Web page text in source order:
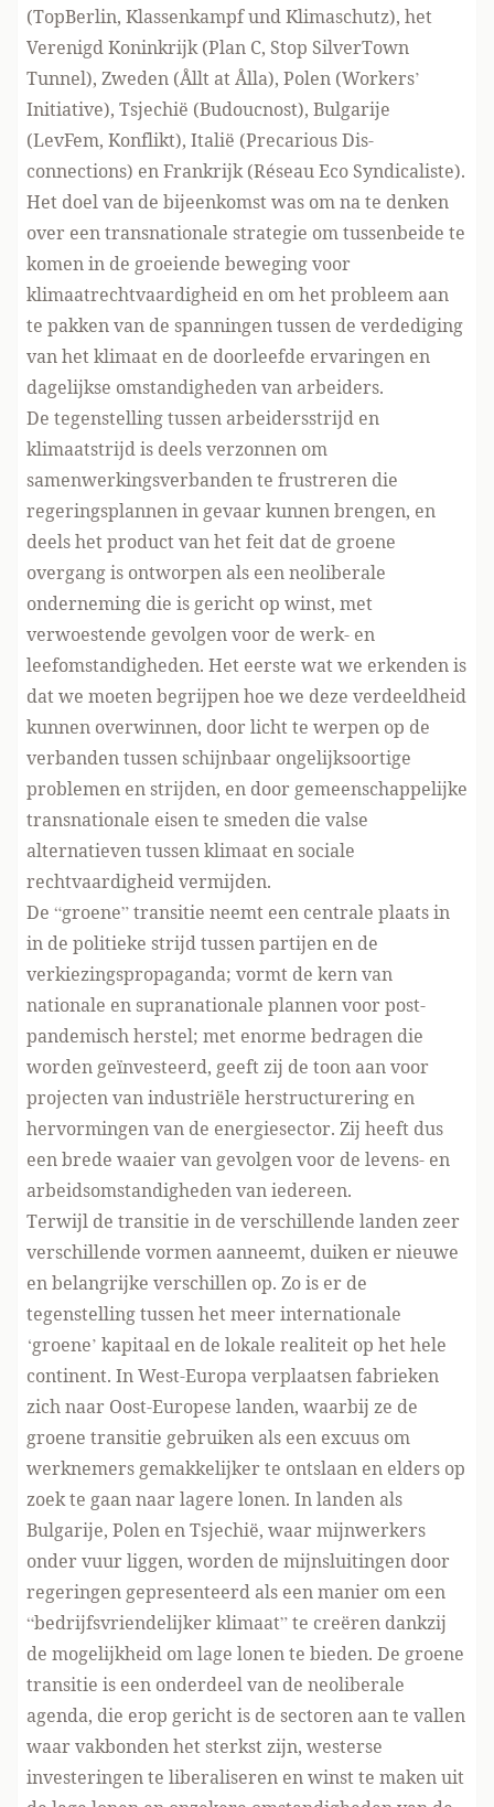
(TopBerlin, Klassenkampf und Klimaschutz), het
Verenigd Koninkrijk (Plan C, Stop SilverTown
Tunnel), Zweden (Ållt at Ålla), Polen (Workers’
Initiative), Tsjechië (Budoucnost), Bulgarije
(LevFem, Konflikt), Italië (Precarious Dis-
connections) en Frankrijk (Réseau Eco Syndicaliste).
Het doel van de bijeenkomst was om na te denken
over een transnationale strategie om tussenbeide te
komen in de groeiende beweging voor
klimaatrechtvaardigheid en om het probleem aan
te pakken van de spanningen tussen de verdediging
van het klimaat en de doorleefde ervaringen en
dagelijkse omstandigheden van arbeiders.
De tegenstelling tussen arbeidersstrijd en
klimaatstrijd is deels verzonnen om
samenwerkingsverbanden te frustreren die
regeringsplannen in gevaar kunnen brengen, en
deels het product van het feit dat de groene
overgang is ontworpen als een neoliberale
onderneming die is gericht op winst, met
verwoestende gevolgen voor de werk- en
leefomstandigheden. Het eerste wat we erkenden is
dat we moeten begrijpen hoe we deze verdeeldheid
kunnen overwinnen, door licht te werpen op de
verbanden tussen schijnbaar ongelijksoortige
problemen en strijden, en door gemeenschappelijke
transnationale eisen te smeden die valse
alternatieven tussen klimaat en sociale
rechtvaardigheid vermijden.
De “groene” transitie neemt een centrale plaats in
in de politieke strijd tussen partijen en de
verkiezingspropaganda; vormt de kern van
nationale en supranationale plannen voor post-
pandemisch herstel; met enorme bedragen die
worden geïnvesteerd, geeft zij de toon aan voor
projecten van industriële herstructurering en
hervormingen van de energiesector. Zij heeft dus
een brede waaier van gevolgen voor de levens- en
arbeidsomstandigheden van iedereen.
Terwijl de transitie in de verschillende landen zeer
verschillende vormen aanneemt, duiken er nieuwe
en belangrijke verschillen op. Zo is er de
tegenstelling tussen het meer internationale
‘groene’ kapitaal en de lokale realiteit op het hele
continent. In West-Europa verplaatsen fabrieken
zich naar Oost-Europese landen, waarbij ze de
groene transitie gebruiken als een excuus om
werknemers gemakkelijker te ontslaan en elders op
zoek te gaan naar lagere lonen. In landen als
Bulgarije, Polen en Tsjechië, waar mijnwerkers
onder vuur liggen, worden de mijnsluitingen door
regeringen gepresenteerd als een manier om een
“bedrijfsvriendelijker klimaat” te creëren dankzij
de mogelijkheid om lage lonen te bieden. De groene
transitie is een onderdeel van de neoliberale
agenda, die erop gericht is de sectoren aan te vallen
waar vakbonden het sterkst zijn, westerse
investeringen te liberaliseren en winst te maken uit